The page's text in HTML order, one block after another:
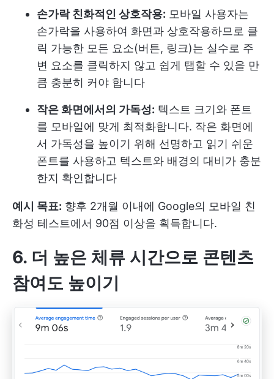
손가락 친화적인 상호작용: 모바일 사용자는
손가락을 사용하여 화면과 상호작용하므로 클
릭 가능한 모든 요소(버튼, 링크)는 실수로 주
변 요소를 클릭하지 않고 쉽게 탭할 수 있을 만
큼 충분히 커야 합니다
작은 화면에서의 가독성: 텍스트 크기와 폰트
를 모바일에 맞게 최적화합니다. 작은 화면에
서 가독성을 높이기 위해 선명하고 읽기 쉬운
폰트를 사용하고 텍스트와 배경의 대비가 충분
한지 확인합니다
예시 목표: 향후 2개월 이내에 Google의 모바일 친
화성 테스트에서 90점 이상을 획득합니다.
6. 더 높은 체류 시간으로 콘텐츠
참여도 높이기